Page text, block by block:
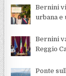
Bernini
urbana e
Bernini
Reggio
Ponte